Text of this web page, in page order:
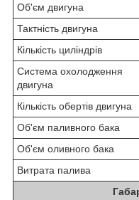
Об'єм двигуна
Тактність двигуна
Кількість циліндрів
Система охолодження
двигуна
Кількість обертів двигуна
Об'єм паливного бака
Об'єм оливного бака
Витрата палива